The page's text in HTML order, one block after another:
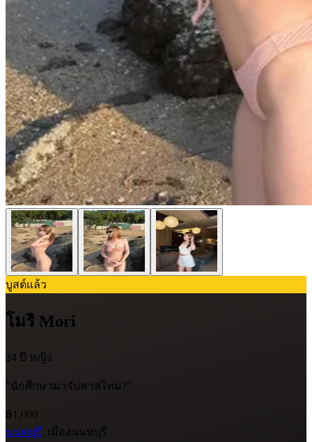
บูสต์แล้ว
โมริ Mori
24 ปี หญิง
"นักศึกษามารับพาสไทม?"
฿1,000
นนทบุรี, เมืองนนทบุรี